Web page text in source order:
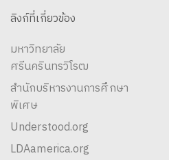
ลิงก์ที่เกี่ยวข้อง
มหาวิทยาลัย
ศรีนครินทรวิโรฒ
สำนักบริหารงานการศึกษา
พิเศษ
Understood.org
LDAamerica.org